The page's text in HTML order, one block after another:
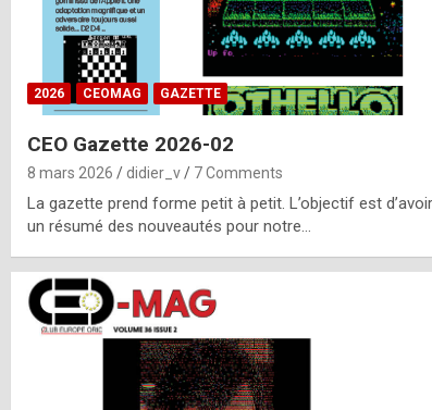
2026 CEOMAG GAZETTE
CEO Gazette 2026-02
8 mars 2026 didier_v 7 Comments
La gazette prend forme petit à petit. L’objectif est d’avoir
un résumé des nouveautés pour notre…